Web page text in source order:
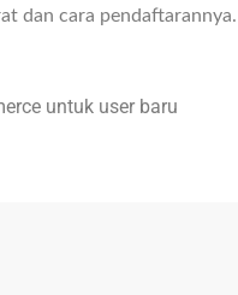
dan cara pendaftarannya.
untuk user baru